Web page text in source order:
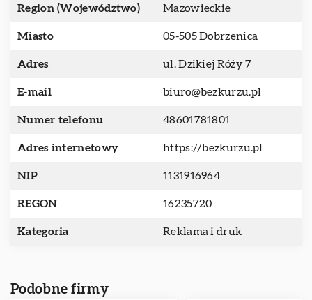
Region (Województwo) Mazowieckie
Miasto 05-505 Dobrzenica
Adres ul. Dzikiej Róży 7
E-mail biuro@bezkurzu.pl
Numer telefonu 48601781801
Adres internetowy https://bezkurzu.pl
NIP 1131916964
REGON 16235720
Kategoria Reklama i druk
Podobne firmy